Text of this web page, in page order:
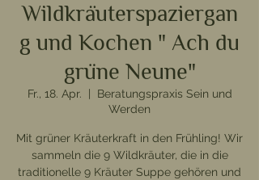
Wildkräuterspaziergan
g und Kochen " Ach du
grüne Neune"
Fr., 18. Apr.
Beratungspraxis Sein und
Werden
Mit grüner Kräuterkraft in den Frühling! Wir
sammeln die 9 Wildkräuter, die in die
traditionelle 9 Kräuter Suppe gehören und